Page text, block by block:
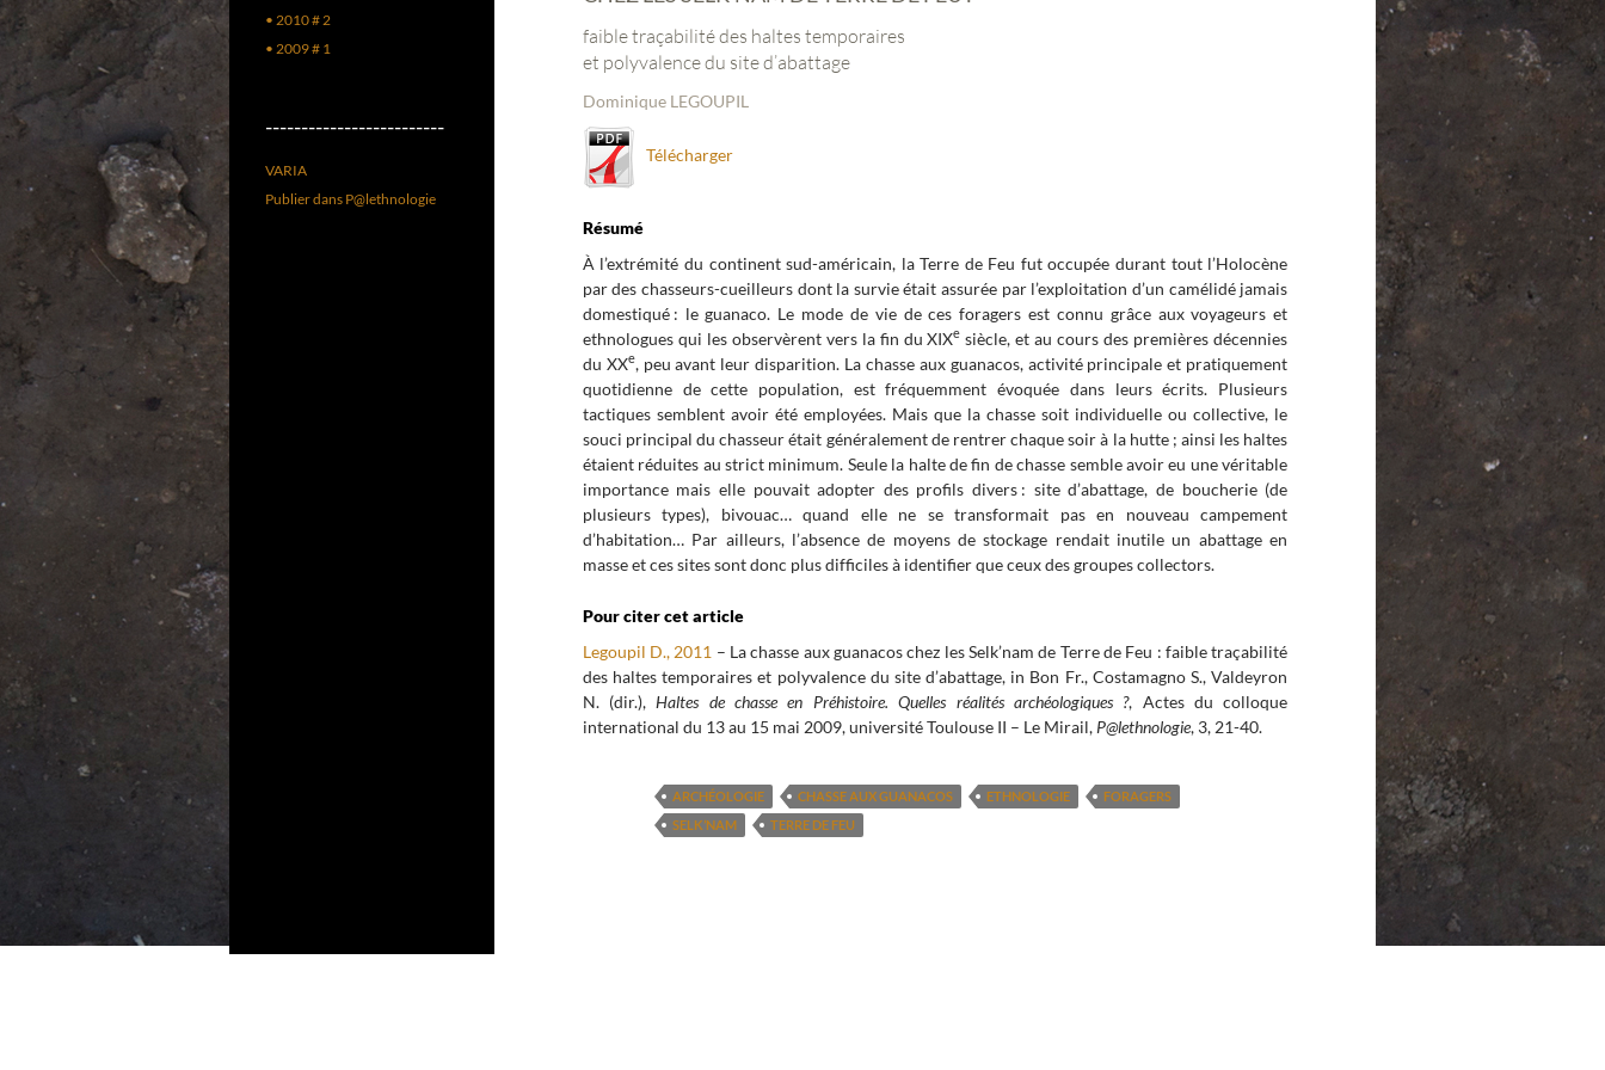
faible traçabilité des haltes temporaires
et polyvalence du site d’abattage
Dominique LEGOUPIL
Télécharger
Résumé
À l’extrémité du continent sud-américain, la Terre de Feu fut occupée durant tout l’Holocène
par des chasseurs-cueilleurs dont la survie était assurée par l’exploitation d’un camélidé jamais
domestiqué : le guanaco. Le mode de vie de ces foragers est connu grâce aux voyageurs et
ethnologues qui les observèrent vers la fin du XIXe siècle, et au cours des premières décennies
du XXe, peu avant leur disparition. La chasse aux guanacos, activité principale et pratiquement
quotidienne de cette population, est fréquemment évoquée dans leurs écrits. Plusieurs
tactiques semblent avoir été employées. Mais que la chasse soit individuelle ou collective, le
souci principal du chasseur était généralement de rentrer chaque soir à la hutte ; ainsi les haltes
étaient réduites au strict minimum. Seule la halte de fin de chasse semble avoir eu une véritable
importance mais elle pouvait adopter des profils divers : site d’abattage, de boucherie (de
plusieurs types), bivouac… quand elle ne se transformait pas en nouveau campement
d’habitation… Par ailleurs, l’absence de moyens de stockage rendait inutile un abattage en
masse et ces sites sont donc plus difficiles à identifier que ceux des groupes collectors.
Pour citer cet article
Legoupil D., 2011 – La chasse aux guanacos chez les Selk’nam de Terre de Feu : faible traçabilité
des haltes temporaires et polyvalence du site d’abattage, in Bon Fr., Costamagno S., Valdeyron
N. (dir.),Haltes de chasse en Préhistoire. Quelles réalités archéologiques ?, Actes du colloque
international du 13 au 15 mai 2009, université Toulouse II – Le Mirail, P@lethnologie, 3, 21-40.
ARCHÉOLOGIE CHASSE AUX GUANACOS ETHNOLOGIE
FORAGERS
SELK’NAM
TERRE DE FEU
• 2010 # 2
• 2009 # 1
–––––––––––––––––––––––––
VARIA
Publier dans P@lethnologie